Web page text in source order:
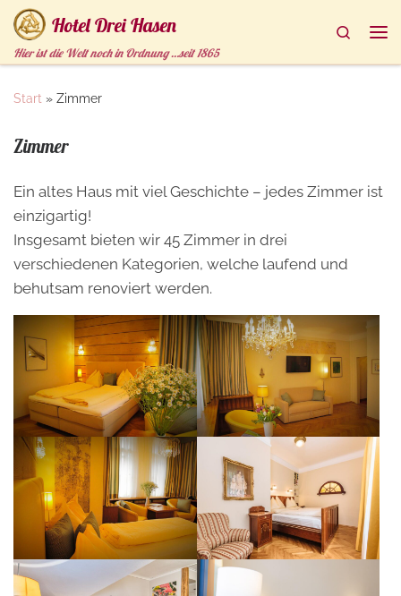
Zum Inhalt springen
Hotel Drei Hasen
Hier ist die Welt noch in Ordnung …seit 1865
Search
Start » Zimmer
Zimmer
Ein altes Haus mit viel Geschichte – jedes Zimmer ist
einzigartig!
Insgesamt bieten wir 45 Zimmer in drei
verschiedenen Kategorien, welche laufend und
behutsam renoviert werden.